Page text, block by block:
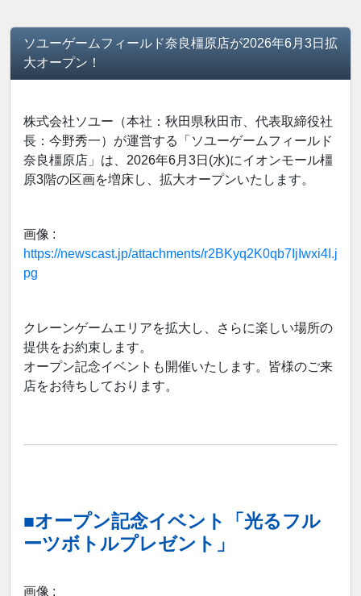
ソユーゲームフィールド奈良橿原店が2026年6月3日拡
大オープン！
株式会社ソユー（本社：秋田県秋田市、代表取締役社
長：今野秀一）が運営する「ソユーゲームフィールド
奈良橿原店」は、2026年6月3日(水)にイオンモール橿
原3階の区画を増床し、拡大オープンいたします。
画像 :
https://newscast.jp/attachments/r2BKyq2K0qb7IjIwxi4I.j
pg
クレーンゲームエリアを拡大し、さらに楽しい場所の
提供をお約束します。
オープン記念イベントも開催いたします。皆様のご来
店をお待ちしております。
■オープン記念イベント「光るフル
ーツボトルプレゼント」
画像 :